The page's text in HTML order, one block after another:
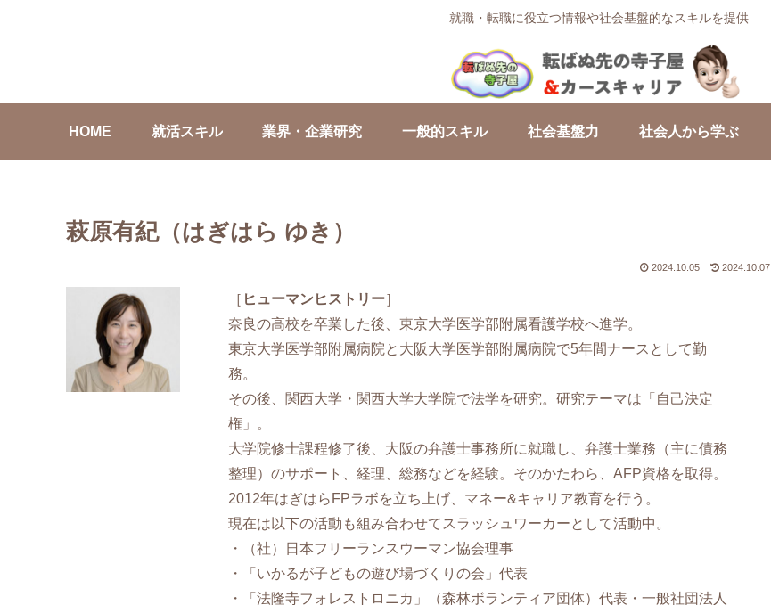
就職・転職に役立つ情報や社会基盤的なスキルを提供
HOME 就活スキル 業界・企業研究 一般的スキル 社会基盤力 社会人から学ぶ
萩原有紀（はぎはら ゆき）
2024.10.05 2024.10.07
［ ヒューマンヒストリー］
奈良の高校を卒業した後、東京大学医学部附属看護学校へ進学。
東京大学医学部附属病院と大阪大学医学部附属病院で5年間ナースとして勤
務。
その後、関西大学・関西大学大学院で法学を研究。研究テーマは「自己決定
権」。
大学院修士課程修了後、大阪の弁護士事務所に就職し、弁護士業務（主に債務
整理）のサポート、経理、総務などを経験。そのかたわら、AFP資格を取得。
2012年はぎはらFPラボを立ち上げ、マネー&キャリア教育を行う。
現在は以下の活動も組み合わせてスラッシュワーカーとして活動中。
・（社）日本フリーランスウーマン協会理事
・「いかるが子どもの遊び場づくりの会」代表
・「法隆寺フォレストロニカ」（森林ボランティア団体）代表・一般社団法人